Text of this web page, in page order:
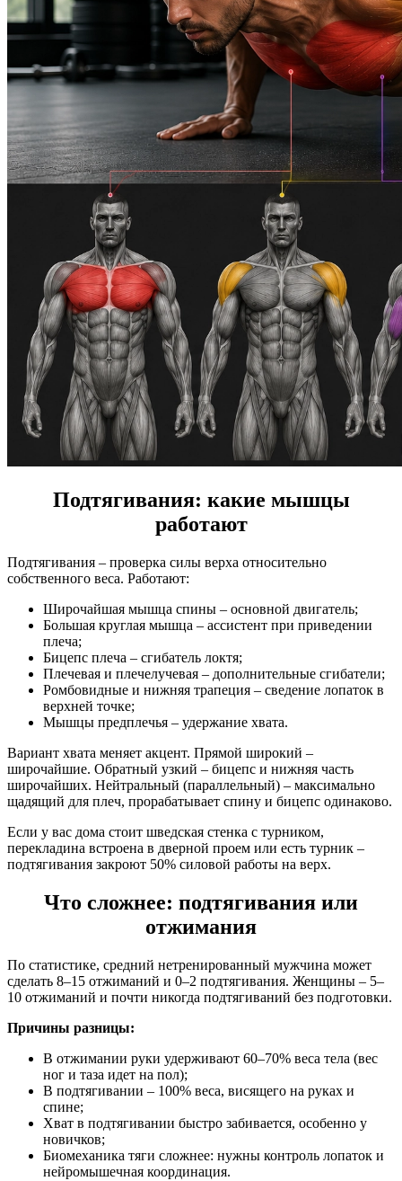
Подтягивания: какие мышцы
работают
Подтягивания – проверка силы верха относительно
собственного веса. Работают:
Широчайшая мышца спины – основной двигатель;
Большая круглая мышца – ассистент при приведении
плеча;
Бицепс плеча – сгибатель локтя;
Плечевая и плечелучевая – дополнительные сгибатели;
Ромбовидные и нижняя трапеция – сведение лопаток в
верхней точке;
Мышцы предплечья – удержание хвата.
Вариант хвата меняет акцент. Прямой широкий –
широчайшие. Обратный узкий – бицепс и нижняя часть
широчайших. Нейтральный (параллельный) – максимально
щадящий для плеч, прорабатывает спину и бицепс одинаково.
Если у вас дома стоит шведская стенка с турником,
перекладина встроена в дверной проем или есть турник –
подтягивания закроют 50% силовой работы на верх.
Что сложнее: подтягивания или
отжимания
По статистике, средний нетренированный мужчина может
сделать 8–15 отжиманий и 0–2 подтягивания. Женщины – 5–
10 отжиманий и почти никогда подтягиваний без подготовки.
Причины разницы:
В отжимании руки удерживают 60–70% веса тела (вес
ног и таза идет на пол);
В подтягивании – 100% веса, висящего на руках и
спине;
Хват в подтягивании быстро забивается, особенно у
новичков;
Биомеханика тяги сложнее: нужны контроль лопаток и
нейромышечная координация.